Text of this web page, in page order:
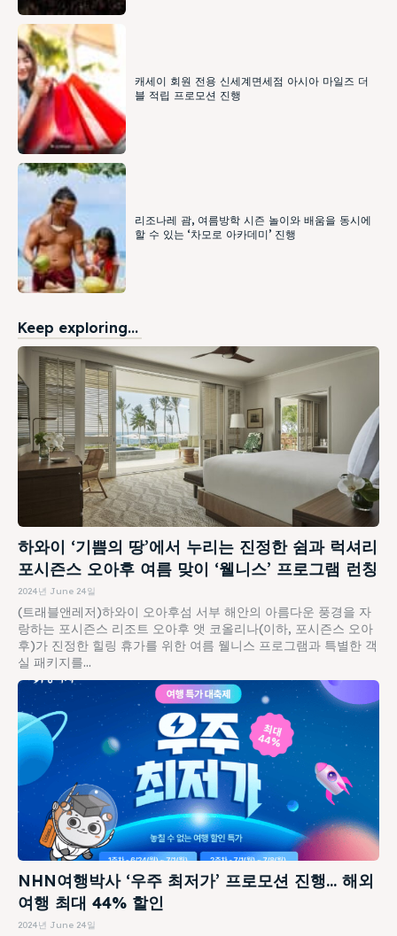
캐세이 회원 전용 신세계면세점 아시아 마일즈 더
블 적립 프로모션 진행
리조나레 괌, 여름방학 시즌 놀이와 배움을 동시에
할 수 있는 ‘차모로 아카데미’ 진행
Keep exploring...
하와이 ‘기쁨의 땅’에서 누리는 진정한 쉼과 럭셔리
포시즌스 오아후 여름 맞이 ‘웰니스’ 프로그램 런칭
2024년 June 24일
(트래블앤레저)하와이 오아후섬 서부 해안의 아름다운 풍경을 자
랑하는 포시즌스 리조트 오아후 앳 코올리나(이하, 포시즌스 오아
후)가 진정한 힐링 휴가를 위한 여름 웰니스 프로그램과 특별한 객
실 패키지를...
NHN여행박사 ‘우주 최저가’ 프로모션 진행… 해외
여행 최대 44% 할인
2024년 June 24일